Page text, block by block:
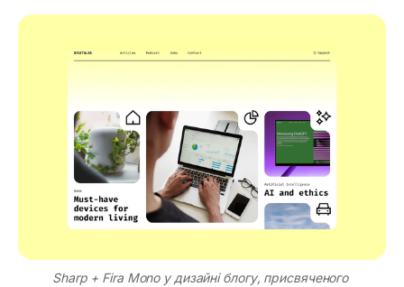
Sharp + Fira Mono у дизайні блогу, присвяченого